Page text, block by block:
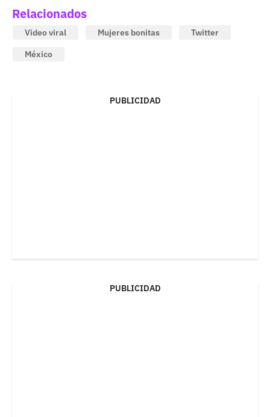
Relacionados
Video viral Mujeres bonitas
Twitter
México
PUBLICIDAD
PUBLICIDAD